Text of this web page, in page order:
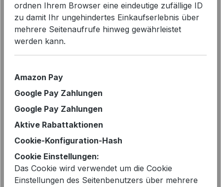
Passform | Modehaus Wörmann
Regulärer Preis:
249,95 €
ordnen Ihrem Browser eine eindeutige zufällige ID
zu damit Ihr ungehindertes Einkaufserlebnis über
mehrere Seitenaufrufe hinweg gewährleistet
werden kann.
Amazon Pay
Google Pay Zahlungen
Google Pay Zahlungen
Aktive Rabattaktionen
Cookie-Konfiguration-Hash
Cookie Einstellungen:
Das Cookie wird verwendet um die Cookie
Einstellungen des Seitenbenutzers über mehrere